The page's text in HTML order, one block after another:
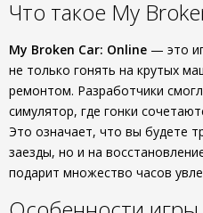
Что такое My
My Broken Car: Online — это
не только гонять на крутых
ремонтом. Разработчики
симулятор, где гонки
Это означает, что вы будете
заезды, но и на
подарит множество часов